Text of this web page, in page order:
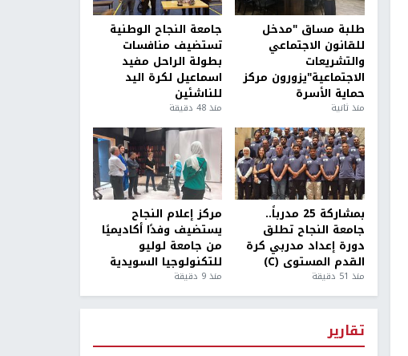
طلبة مساق "مدخل
للقانون الاجتماعي
والتشريعات
الاجتماعية"يزورون مركز
حماية الأسرة
منذ ثانية
جامعة النجاح الوطنية
تستضيف منافسات
بطولة الراحل مفيد
اسماعيل لكرة اليد
للناشئين
منذ 48 دقيقة
بمشاركة 25 مدرباً..
جامعة النجاح تطلق
دورة إعداد مدربي كرة
القدم المستوى (C)
منذ 51 دقيقة
مركز إعلام النجاح
يستضيف وفدًا أكاديميًا
من جامعة لوليو
للتكنولوجيا السويدية
منذ 9 دقيقة
تقارير